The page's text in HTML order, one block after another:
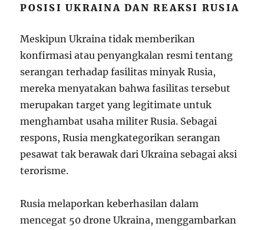
POSISI UKRAINA DAN REAKSI RUSIA
Meskipun Ukraina tidak memberikan
konfirmasi atau penyangkalan resmi tentang
serangan terhadap fasilitas minyak Rusia,
mereka menyatakan bahwa fasilitas tersebut
merupakan target yang legitimate untuk
menghambat usaha militer Rusia. Sebagai
respons, Rusia mengkategorikan serangan
pesawat tak berawak dari Ukraina sebagai aksi
terorisme.
Rusia melaporkan keberhasilan dalam
mencegat 50 drone Ukraina, menggambarkan